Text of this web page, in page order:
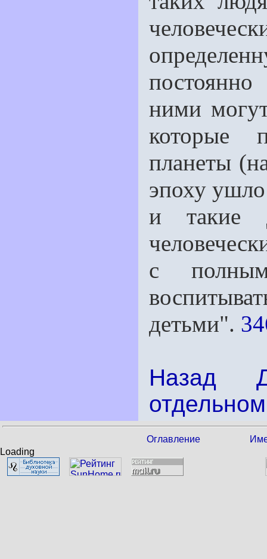
ними
которые
планеты
эпоху ушло
и такие
с
детьми".
Назад
Оглавление
Loading